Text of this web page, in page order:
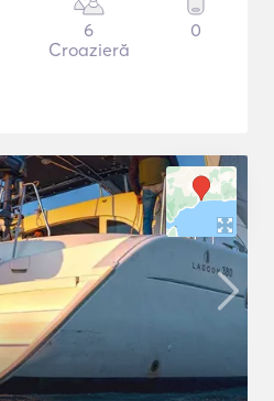
6
Croazieră
0